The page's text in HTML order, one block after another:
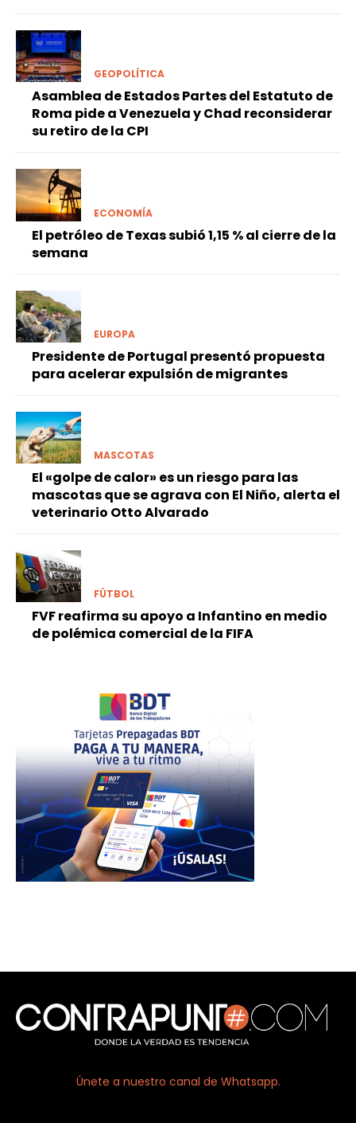
GEOPOLÍTICA
Asamblea de Estados Partes del Estatuto de
Roma pide a Venezuela y Chad reconsiderar
su retiro de la CPI
ECONOMÍA
El petróleo de Texas subió 1,15 % al cierre de la
semana
EUROPA
Presidente de Portugal presentó propuesta
para acelerar expulsión de migrantes
MASCOTAS
El «golpe de calor» es un riesgo para las
mascotas que se agrava con El Niño, alerta el
veterinario Otto Alvarado
FÚTBOL
FVF reafirma su apoyo a Infantino en medio
de polémica comercial de la FIFA
Únete a nuestro canal de Whatsapp.